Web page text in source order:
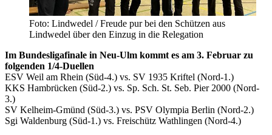
Foto: Lindwedel / Freude pur bei den Schützen aus
Lindwedel über den Einzug in die Relegation
Im Bundesligafinale in Neu-Ulm kommt es am 3. Februar zu
folgenden 1/4-Duellen
ESV Weil am Rhein (Süd-4.) vs. SV 1935 Kriftel (Nord-1.)
KKS Hambrücken (Süd-2.) vs. Sp. Sch. St. Seb. Pier 2000 (Nord-
3.)
SV Kelheim-Gmünd (Süd-3.) vs. PSV Olympia Berlin (Nord-2.)
Sgi Waldenburg (Süd-1.) vs. Freischütz Wathlingen (Nord-4.)